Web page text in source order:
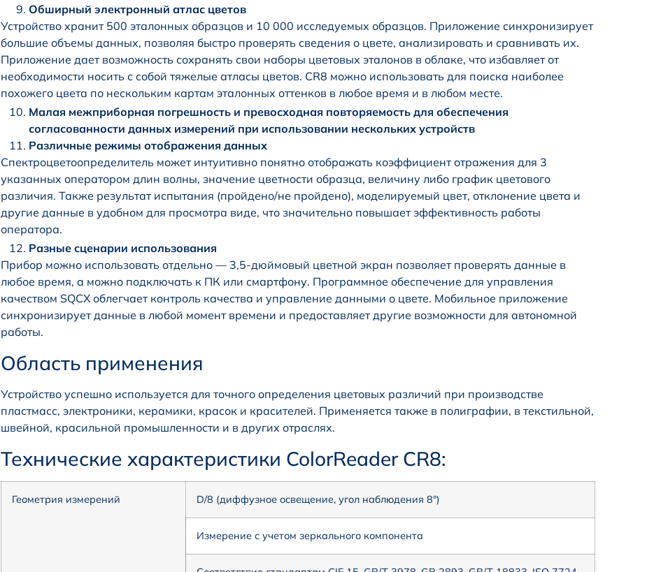
Обширный электронный атлас цветов
Устройство хранит 500 эталонных образцов и 10 000 исследуемых образцов. Приложение синхронизирует
большие объемы данных, позволяя быстро проверять сведения о цвете, анализировать и сравнивать их.
Приложение дает возможность сохранять свои наборы цветовых эталонов в облаке, что избавляет от
необходимости носить с собой тяжелые атласы цветов. CR8 можно использовать для поиска наиболее
похожего цвета по нескольким картам эталонных оттенков в любое время и в любом месте.
Малая межприборная погрешность и превосходная повторяемость для обеспечения
согласованности данных измерений при использовании нескольких устройств
Различные режимы отображения данных
Спектроцветоопределитель может интуитивно понятно отображать коэффициент отражения для 3
указанных оператором длин волны, значение цветности образца, величину либо график цветового
различия. Также результат испытания (пройдено/не пройдено), моделируемый цвет, отклонение цвета и
другие данные в удобном для просмотра виде, что значительно повышает эффективность работы
оператора.
Разные сценарии использования
Прибор можно использовать отдельно — 3,5-дюймовый цветной экран позволяет проверять данные в
любое время, а можно подключать к ПК или смартфону. Программное обеспечение для управления
качеством SQCX облегчает контроль качества и управление данными о цвете. Мобильное приложение
синхронизирует данные в любой момент времени и предоставляет другие возможности для автономной
работы.
Область применения
Устройство успешно используется для точного определения цветовых различий при производстве
пластмасс, электроники, керамики, красок и красителей. Применяется также в полиграфии, в текстильной,
швейной, красильной промышленности и в других отраслях.
Технические характеристики ColorReader CR8:
Геометрия измерений D/8 (диффузное освещение, угол наблюдения 8°)
Измерение с учетом зеркального компонента